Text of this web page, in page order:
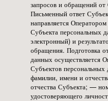
запросов и обращений
Письменный ответ
направляется
Субъекта персональных
электронный) и
обращения. Подготовка
данных осуществляется
Субъектов
фамилии, имени и
отчества Субъекта; —
удостоверяющего